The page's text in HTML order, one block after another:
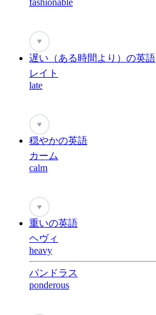
fashionable
♥
遅い（ある時間より）の英語
レイト
late
♥
穏やかの英語
カーム
calm
♥
重いの英語
ヘヴィ
heavy
パンドラス
ponderous